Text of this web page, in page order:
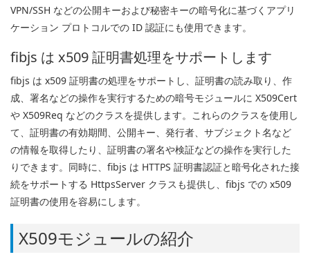
VPN/SSH などの公開キーおよび秘密キーの暗号化に基づくアプリ
ケーション プロトコルでの ID 認証にも使用できます。
fibjs は x509 証明書処理をサポートします
fibjs は x509 証明書の処理をサポートし、証明書の読み取り、作
成、署名などの操作を実行するための暗号モジュールに X509Cert
や X509Req などのクラスを提供します。これらのクラスを使用し
て、証明書の有効期間、公開キー、発行者、サブジェクト名など
の情報を取得したり、証明書の署名や検証などの操作を実行した
りできます。同時に、fibjs は HTTPS 証明書認証と暗号化された接
続をサポートする HttpsServer クラスも提供し、fibjs での x509
証明書の使用を容易にします。
X509モジュールの紹介